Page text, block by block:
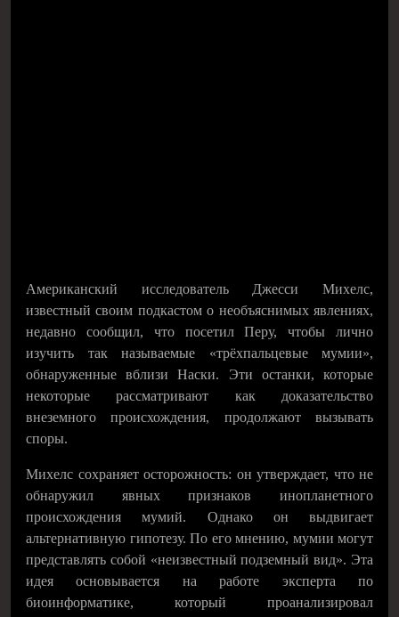
Американский исследователь Джесси Михелс,
известный своим подкастом о необъяснимых явлениях,
недавно сообщил, что посетил Перу, чтобы лично
изучить так называемые «трёхпальцевые мумии»,
обнаруженные вблизи Наски. Эти останки, которые
некоторые рассматривают как доказательство
внеземного происхождения, продолжают вызывать
споры.
Михелс сохраняет осторожность: он утверждает, что не
обнаружил явных признаков инопланетного
происхождения мумий. Однако он выдвигает
альтернативную гипотезу. По его мнению, мумии могут
представлять собой «неизвестный подземный вид». Эта
идея основывается на работе эксперта по
биоинформатике, который проанализировал